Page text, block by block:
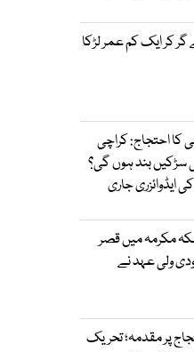
گر کر ایک کم عمر لڑکا
احتجاج: کراچی
سڑکیں بند ہوں گی؟
ایڈوائزری جاری
مکرمہ میں قصر
ولی عہد نے
پر مقدمہ؛ تحریک